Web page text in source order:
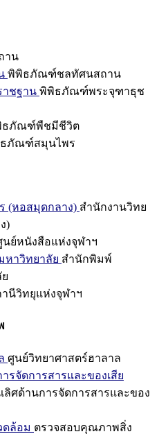
าน
พิพิธภัณฑ์ชลทัศนสถาน
ชฐาน พิพิธภัณฑ์พระจุฑาธุช
ธภัณฑ์พืชมีชีวิต
ภัณฑ์สมุนไพร
(หอสมุดกลาง) สำนักงานวิทย
)
นย์หนังสือแห่งจุฬาฯ
าวิทยาลัย สำนักพิมพ์
านีวิทยุแห่งจุฬาฯ
ศูนย์วิทยาศาสตร์ฮาลาล
รจัดการสารและของเสีย
ลิศด้านการจัดการสารและของ
ล้อม ตรวจสอบคุณภาพสิ่ง